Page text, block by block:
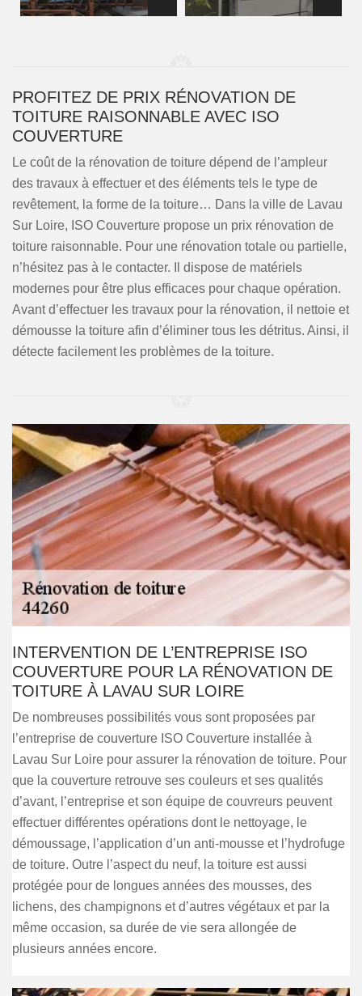
PROFITEZ DE PRIX RÉNOVATION DE
TOITURE RAISONNABLE AVEC ISO
COUVERTURE
Le coût de la rénovation de toiture dépend de l’ampleur
des travaux à effectuer et des éléments tels le type de
revêtement, la forme de la toiture… Dans la ville de Lavau
Sur Loire, ISO Couverture propose un prix rénovation de
toiture raisonnable. Pour une rénovation totale ou partielle,
n’hésitez pas à le contacter. Il dispose de matériels
modernes pour être plus efficaces pour chaque opération.
Avant d’effectuer les travaux pour la rénovation, il nettoie et
démousse la toiture afin d’éliminer tous les détritus. Ainsi, il
détecte facilement les problèmes de la toiture.
INTERVENTION DE L’ENTREPRISE ISO
COUVERTURE POUR LA RÉNOVATION DE
TOITURE À LAVAU SUR LOIRE
De nombreuses possibilités vous sont proposées par
l’entreprise de couverture ISO Couverture installée à
Lavau Sur Loire pour assurer la rénovation de toiture. Pour
que la couverture retrouve ses couleurs et ses qualités
d’avant, l’entreprise et son équipe de couvreurs peuvent
effectuer différentes opérations dont le nettoyage, le
démoussage, l’application d’un anti-mousse et l’hydrofuge
de toiture. Outre l’aspect du neuf, la toiture est aussi
protégée pour de longues années des mousses, des
lichens, des champignons et d’autres végétaux et par la
même occasion, sa durée de vie sera allongée de
plusieurs années encore.